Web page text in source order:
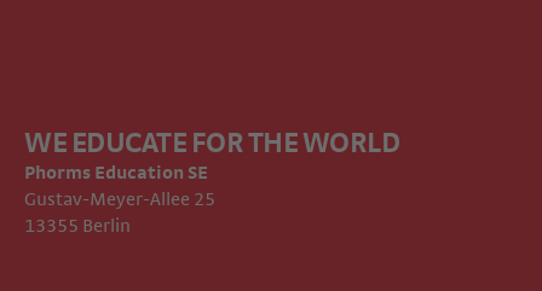
WE EDUCATE FOR THE WORLD
Phorms Education SE
Gustav-Meyer-Allee 25
13355 Berlin